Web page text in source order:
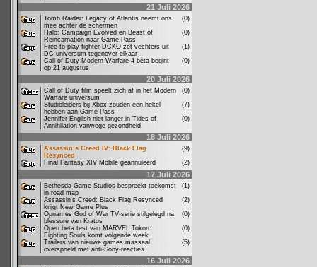
21 Juli 2026
Tomb Raider: Legacy of Atlantis neemt ons
mee achter de schermen
(0)
Halo: Campaign Evolved en Beast of
Reincarnation naar Game Pass
(0)
Free-to-play fighter DCKO zet vechters uit
DC universum tegenover elkaar
(1)
Call of Duty Modern Warfare 4-bèta begint
op 21 augustus
(0)
20 Juli 2026
Call of Duty film speelt zich af in het Modern
Warfare universum
(0)
Studioleiders bij Xbox zouden een hekel
hebben aan Game Pass
(7)
Jennifer English niet langer in Tides of
Annihilation vanwege gezondheid
(0)
18 Juli 2026
Assassin’s Creed IV: Black Flag
Resynced
(9)
Final Fantasy XIV Mobile geannuleerd
(2)
17 Juli 2026
Bethesda Game Studios bespreekt toekomst
in road map
(1)
Assassin's Creed: Black Flag Resynced
krijgt New Game Plus
(2)
Opnames God of War TV-serie stilgelegd na
blessure van Kratos
(0)
Open beta test van MARVEL Tokon:
Fighting Souls komt volgende week
(0)
Trailers van nieuwe games massaal
overspoeld met anti-Sony-reacties
(5)
16 Juli 2026